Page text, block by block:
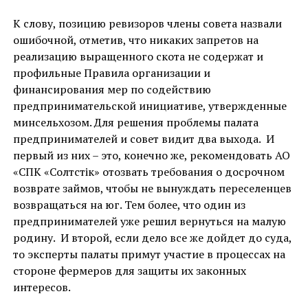
К слову, позицию ревизоров члены совета назвали
ошибочной, отметив, что никаких запретов на
реализацию выращенного скота не содержат и
профильные Правила организации и
финансирования мер по содействию
предпринимательской инициативе, утвержденные
минсельхозом. Для решения проблемы палата
предпринимателей и совет видит два выхода. И
первый из них – это, конечно же, рекомендовать АО
«СПК «Солтүстік» отозвать требования о досрочном
возврате займов, чтобы не вынуждать переселенцев
возвращаться на юг. Тем более, что один из
предпринимателей уже решил вернуться на малую
родину. И второй, если дело все же дойдет до суда,
то эксперты палаты примут участие в процессах на
стороне фермеров для защиты их законных
интересов.